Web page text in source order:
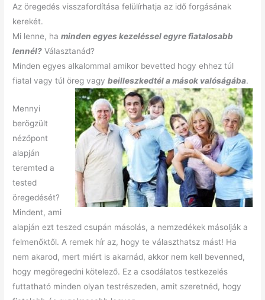
Az öregedés visszafordítása felülírhatja az idő forgásának
kerekét.
Mi lenne, haminden egyes kezeléssel egyre fiatalosabb
lennél? Választanád?
Minden egyes alkalommal amikor bevetted hogy ehhez túl
fiatal vagy túl öreg vagybeilleszkedtél a mások valóságába.
Mennyi
berögzült
nézőpont
alapján
teremted a
tested
öregedését?
Mindent, ami
alapján ezt teszed csupán másolás, a nemzedékek másolják a
felmenőktől. A remek hír az, hogy te választhatsz mást! Ha
nem akarod, mert miért is akarnád, akkor nem kell bevenned,
hogy megöregedni kötelező. Ez a csodálatos testkezelés
futtatható minden olyan testrészeden, amit szeretnéd, hogy